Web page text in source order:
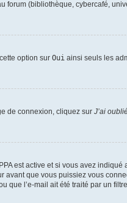
(bibliothèque, cybercafé,
cette option sur Oui ainsi seuls les
de connexion, cliquez sur J’ai
est active et si vous avez
que vous puissiez vous
l’e-mail ait été traité par un